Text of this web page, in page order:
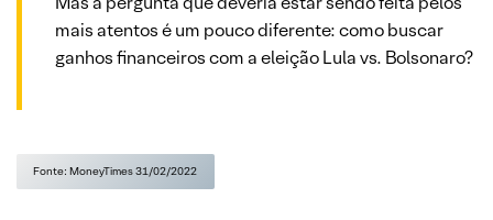
mais atentos é um pouco diferente: como buscar
ganhos financeiros com a eleição Lula vs. Bolsonaro?
Fonte: MoneyTimes 31/02/2022